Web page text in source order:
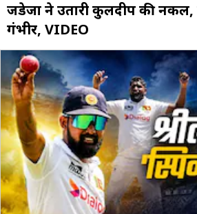
जडेजा ने उतारी कुलदीप की नकल,
गंभीर, VIDEO